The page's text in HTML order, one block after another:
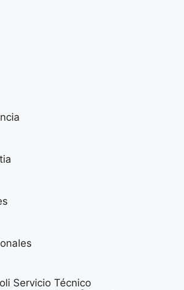
Servicio Técnico